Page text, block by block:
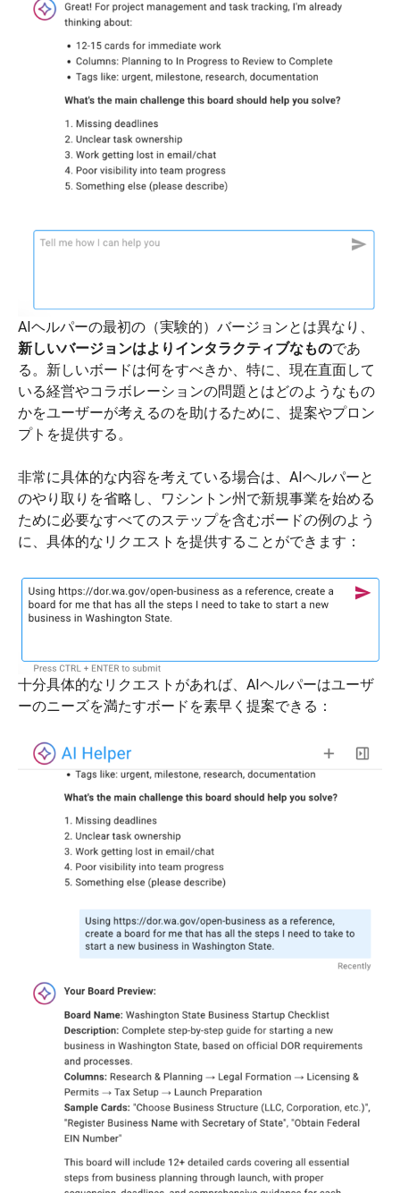
AIヘルパーの最初の（実験的）バージョンとは異なり、
新しいバージョンはよりインタラクティブなものであ
る。新しいボードは何をすべきか、特に、現在直面して
いる経営やコラボレーションの問題とはどのようなもの
かをユーザーが考えるのを助けるために、提案やプロン
プトを提供する。
非常に具体的な内容を考えている場合は、AIヘルパーと
のやり取りを省略し、ワシントン州で新規事業を始める
ために必要なすべてのステップを含むボードの例のよう
に、具体的なリクエストを提供することができます：
十分具体的なリクエストがあれば、AIヘルパーはユーザ
ーのニーズを満たすボードを素早く提案できる：